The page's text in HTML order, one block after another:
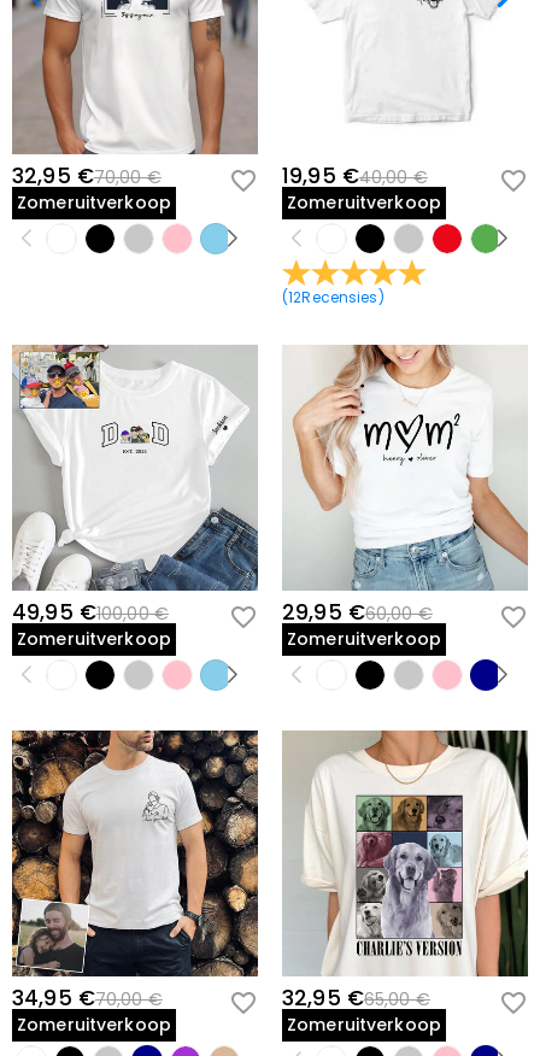
32,95 €70,00 €
Zomeruitverkoop
19,95 €40,00 €
Zomeruitverkoop
(12Recensies)
49,95 €100,00 €
Zomeruitverkoop
29,95 €60,00 €
Zomeruitverkoop
34,95 €70,00 €
Zomeruitverkoop
32,95 €65,00 €
Zomeruitverkoop